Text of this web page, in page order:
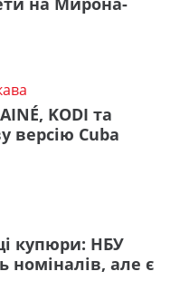
KODI та
версію Cuba
купюри: НБУ
номіналів, але є